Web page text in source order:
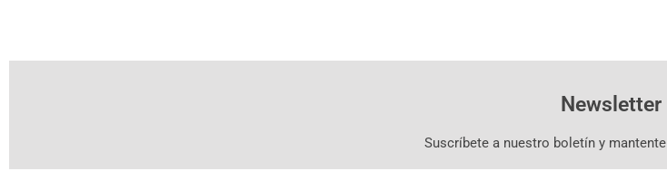
Newsletter
Suscríbete a nuestro boletín y